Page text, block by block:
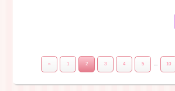
« 1 2 3 4 5 ... 10